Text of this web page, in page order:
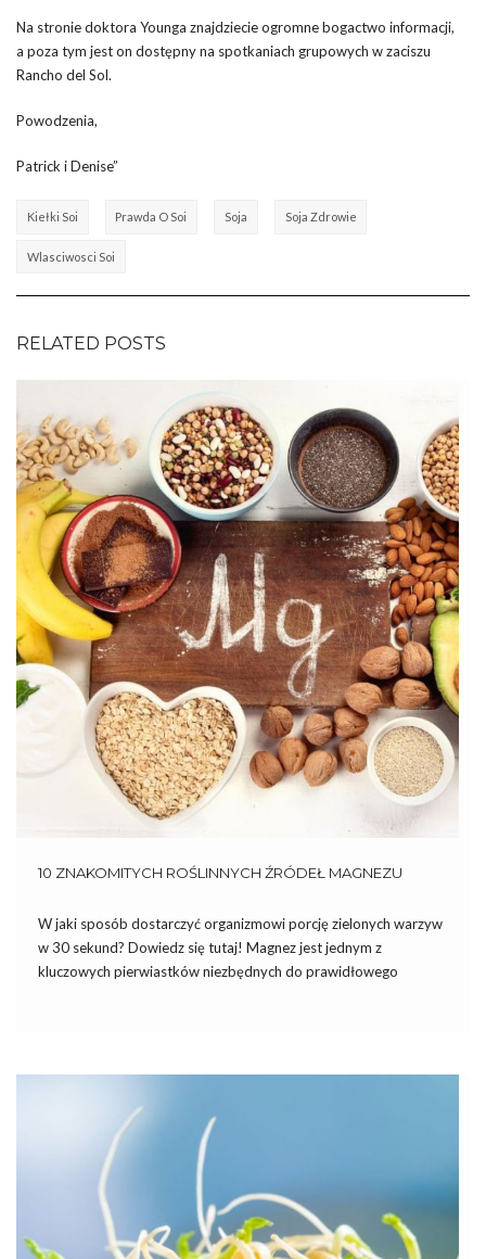
Na stronie doktora Younga znajdziecie ogromne bogactwo informacji,
a poza tym jest on dostępny na spotkaniach grupowych w zaciszu
Rancho del Sol.
Powodzenia,
Patrick i Denise”
Kiełki Soi Prawda O Soi Soja Soja Zdrowie
Wlasciwosci Soi
RELATED POSTS
10 ZNAKOMITYCH ROŚLINNYCH ŹRÓDEŁ MAGNEZU
W jaki sposób dostarczyć organizmowi porcję zielonych warzyw
w 30 sekund? Dowiedz się tutaj! Magnez jest jednym z
kluczowych pierwiastków niezbędnych do prawidłowego